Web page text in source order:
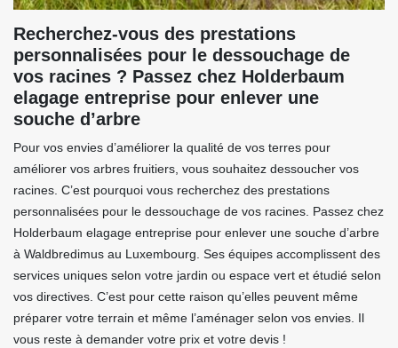
Recherchez-vous des prestations
personnalisées pour le dessouchage de
vos racines ? Passez chez Holderbaum
elagage entreprise pour enlever une
souche d’arbre
Pour vos envies d’améliorer la qualité de vos terres pour
améliorer vos arbres fruitiers, vous souhaitez dessoucher vos
racines. C’est pourquoi vous recherchez des prestations
personnalisées pour le dessouchage de vos racines. Passez chez
Holderbaum elagage entreprise pour enlever une souche d’arbre
à Waldbredimus au Luxembourg. Ses équipes accomplissent des
services uniques selon votre jardin ou espace vert et étudié selon
vos directives. C’est pour cette raison qu’elles peuvent même
préparer votre terrain et même l’aménager selon vos envies. Il
vous reste à demander votre prix et votre devis !